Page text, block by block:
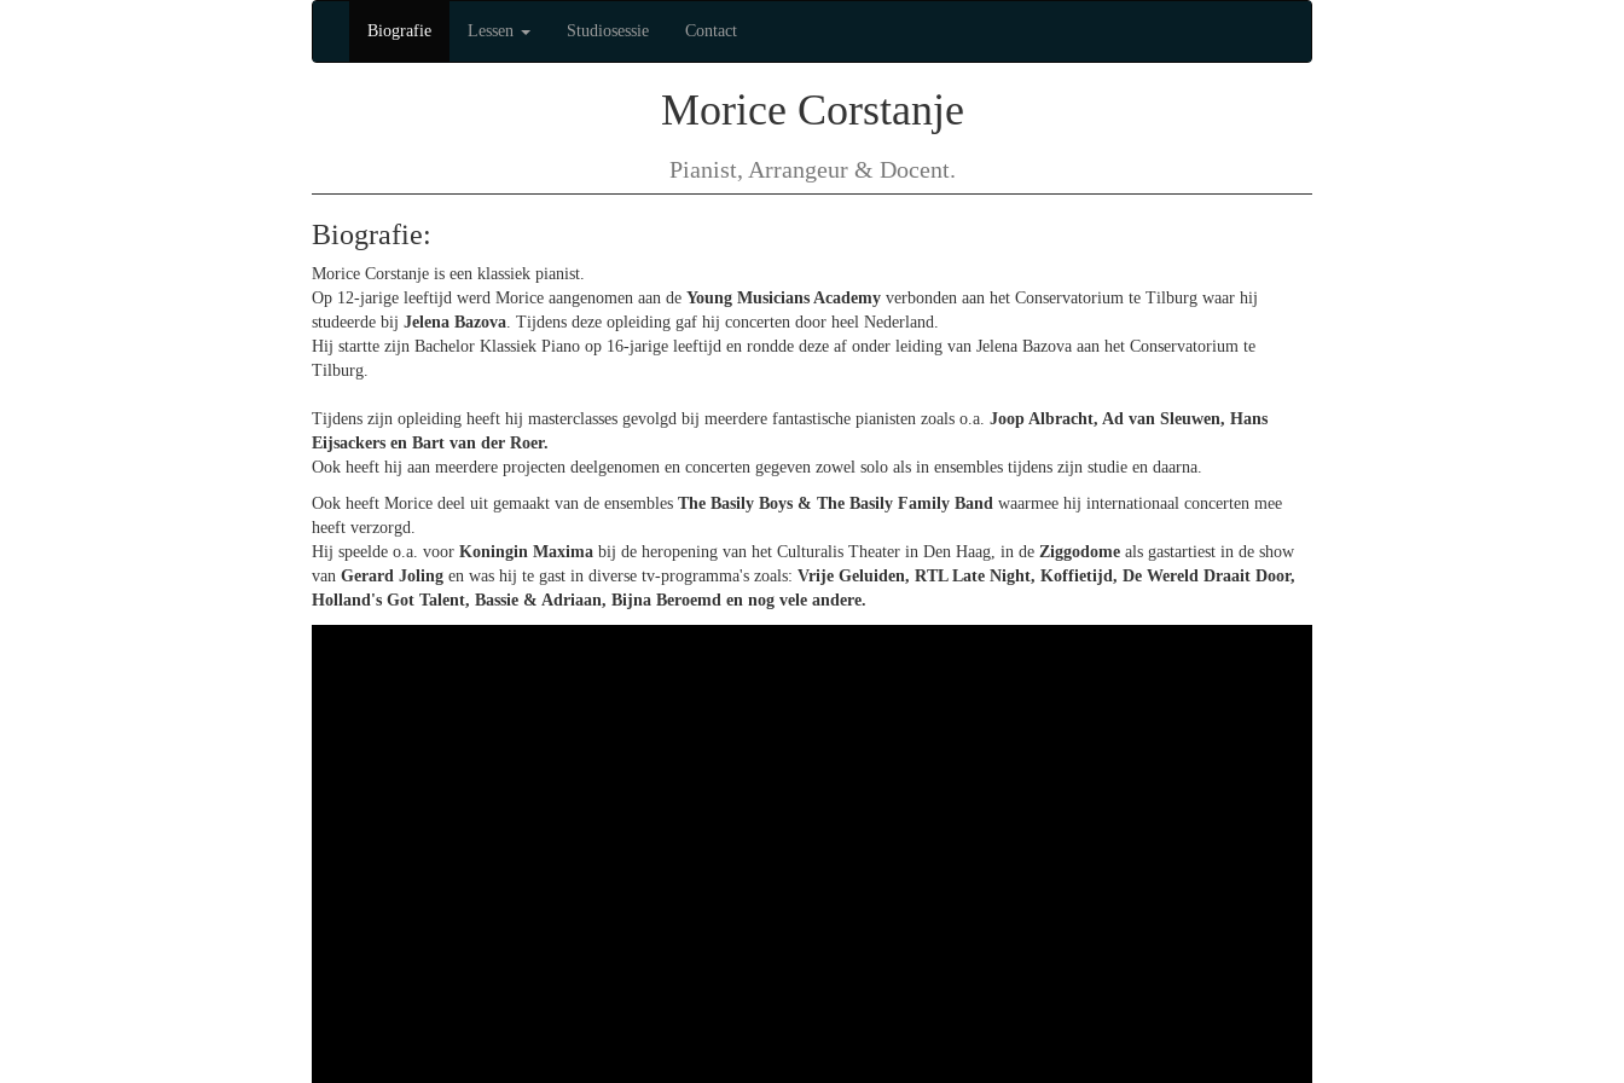
Biografie Lessen Studiosessie Contact
Morice Corstanje
Pianist, Arrangeur & Docent.
Biografie:
Morice Corstanje is een klassiek pianist.
Op 12-jarige leeftijd werd Morice aangenomen aan de Young Musicians Academy verbonden aan het Conservatorium te Tilburg waar hij
studeerde bij Jelena Bazova. Tijdens deze opleiding gaf hij concerten door heel Nederland.
Hij startte zijn Bachelor Klassiek Piano op 16-jarige leeftijd en rondde deze af onder leiding van Jelena Bazova aan het Conservatorium te
Tilburg.
Tijdens zijn opleiding heeft hij masterclasses gevolgd bij meerdere fantastische pianisten zoals o.a. Joop Albracht, Ad van Sleuwen, Hans
Eijsackers en Bart van der Roer.
Ook heeft hij aan meerdere projecten deelgenomen en concerten gegeven zowel solo als in ensembles tijdens zijn studie en daarna.
Ook heeft Morice deel uit gemaakt van de ensembles The Basily Boys & The Basily Family Band waarmee hij internationaal concerten mee
heeft verzorgd.
Hij speelde o.a. voor Koningin Maxima bij de heropening van het Culturalis Theater in Den Haag, in de Ziggodome als gastartiest in de show
van Gerard Joling en was hij te gast in diverse tv-programma's zoals: Vrije Geluiden, RTL Late Night, Koffietijd, De Wereld Draait Door,
Holland's Got Talent, Bassie & Adriaan, Bijna Beroemd en nog vele andere.